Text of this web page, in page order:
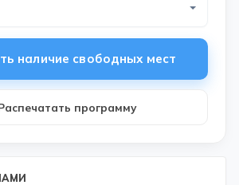
наличие свободных мест
программу